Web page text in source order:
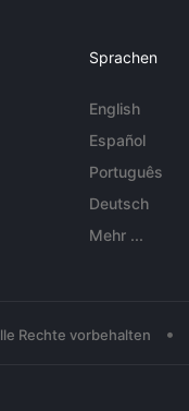
Sprachen
English
Español
Português
Deutsch
Mehr ...
Rechte vorbehalten •